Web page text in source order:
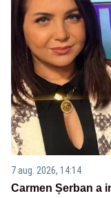
7 aug. 2026, 14:14
Carmen Șerban a